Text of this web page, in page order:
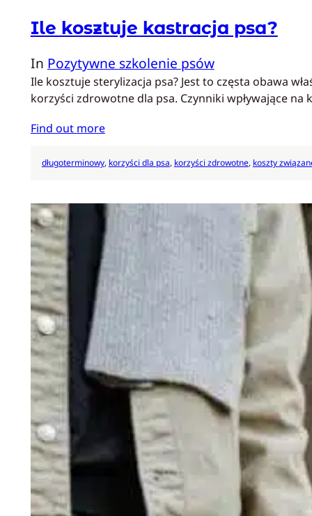
Ile kosztuje kastracja psa?
In Pozytywne szkolenie psów
Ile kosztuje sterylizacja psa? Jest to częsta obawa
korzyści zdrowotne dla psa. Czynniki wpływające
Find out more
długoterminowy, korzyści dla psa, korzyści zdrowotne, koszty